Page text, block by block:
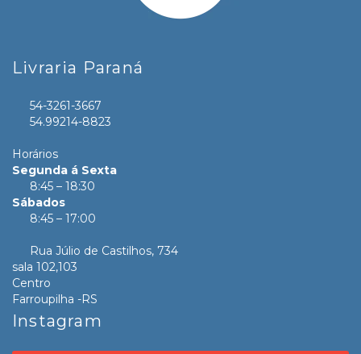
Livraria Paraná
54-3261-3667
54.99214-8823
Horários
Segunda á Sexta
8:45 – 18:30
Sábados
8:45 – 17:00
Rua Júlio de Castilhos, 734
sala 102,103
Centro
Farroupilha -RS
Instagram